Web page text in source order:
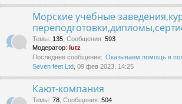
Морские учебные
Темы: 135 Сообщения: 593
Модератор: lutz
Последнее сообщение: Оказываем помощь в
Seven feet Ltd , 09 фев 2023, 14:25
Кают-компания
Темы: 78 Сообщения: 504